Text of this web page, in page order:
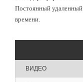
Постоянный
времени.
ВИДЕО